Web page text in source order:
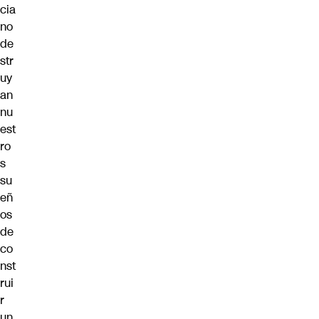
cia
no
de
str
uy
an
nu
est
ro
s
su
eñ
os
de
co
nst
rui
r